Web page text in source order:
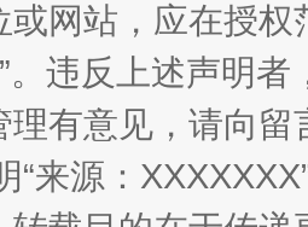
隐身衣” 如何以
或网站，应在授
。违反上述声明
理有意见，请向
“来源：